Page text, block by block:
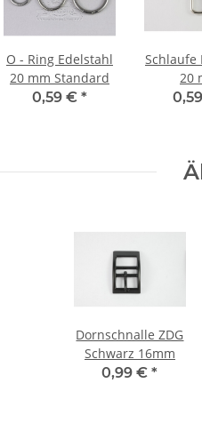
O - Ring Edelstahl
20 mm Standard
0,59 € *
Schlaufe
20
Dornschnalle ZDG
Schwarz 16mm
0,99 €*